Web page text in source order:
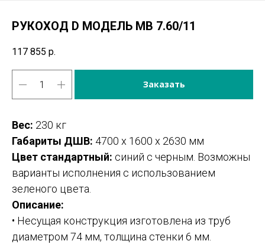
РУКОХОД D МОДЕЛЬ МВ 7.60/11
117 855 р.
Заказать
Вес: 230 кг
Габариты ДШВ: 4700 х 1600 х 2630 мм
Цвет стандартный: синий с черным. Возможны
варианты исполнения с использованием
зеленого цвета.
Описание:
• Несущая конструкция изготовлена из труб
диаметром 74 мм, толщина стенки 6 мм.